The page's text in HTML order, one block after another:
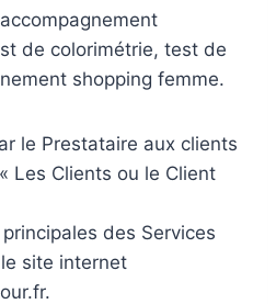
de colorimétrie, test de
shopping femme.
le Prestataire aux clients
Les Clients ou le Client
des Services
site internet